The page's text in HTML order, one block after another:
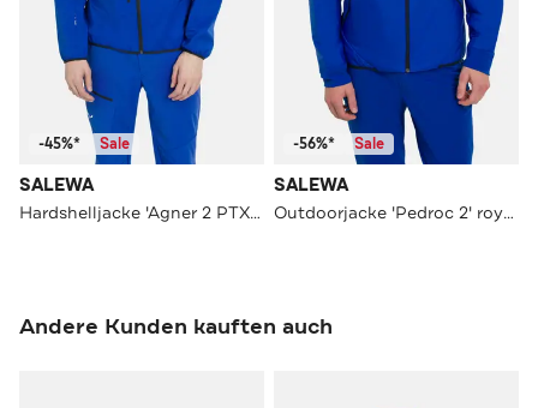
-45%* Sale
SALEWA
Hardshelljacke 'Agner 2 PTX 3L'
-56%* Sale
SALEWA
Outdoorjacke 'Pedroc 2' royalblau
Andere Kunden kauften auch